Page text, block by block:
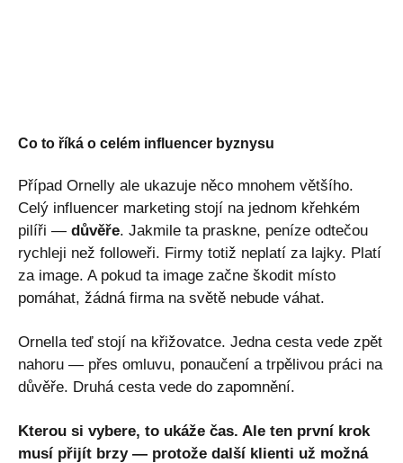
Co to říká o celém influencer byznysu
Případ Ornelly ale ukazuje něco mnohem většího.
Celý influencer marketing stojí na jednom křehkém
pilíři — důvěře. Jakmile ta praskne, peníze odtečou
rychleji než followeři. Firmy totiž neplatí za lajky. Platí
za image. A pokud ta image začne škodit místo
pomáhat, žádná firma na světě nebude váhat.
Ornella teď stojí na křižovatce. Jedna cesta vede zpět
nahoru — přes omluvu, ponaučení a trpělivou práci na
důvěře. Druhá cesta vede do zapomnění.
Kterou si vybere, to ukáže čas. Ale ten první krok
musí přijít brzy — protože další klienti už možná